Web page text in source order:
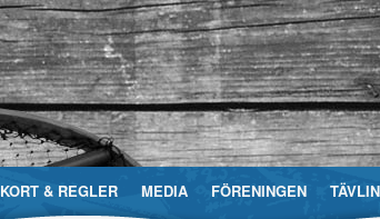
& REGLER MEDIA FÖRENINGEN